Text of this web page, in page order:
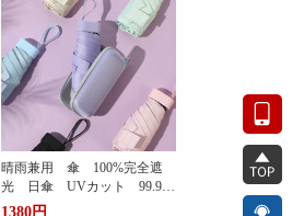
晴雨兼用 傘 100%完全遮
光 日傘 UVカット 99.9%
紫外線対策 UVケア 折りた
1380円